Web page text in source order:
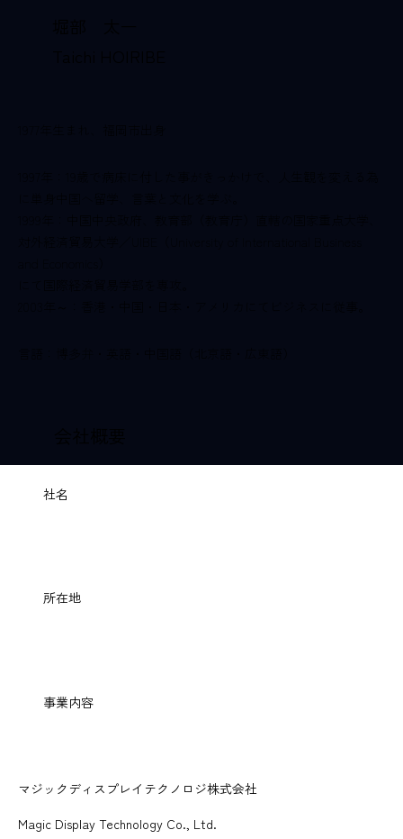
社名
所在地
事業内容
マジックディスプレイテクノロジ株式会社
Magic Display Technology Co., Ltd.